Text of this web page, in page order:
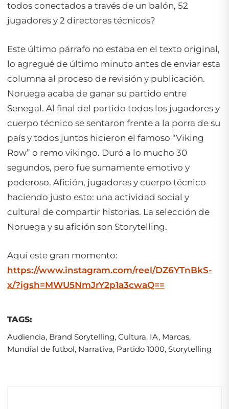
todos conectados a través de un balón, 52
jugadores y 2 directores técnicos?
Este último párrafo no estaba en el texto original,
lo agregué de último minuto antes de enviar esta
columna al proceso de revisión y publicación.
Noruega acaba de ganar su partido entre
Senegal. Al final del partido todos los jugadores y
cuerpo técnico se sentaron frente a la porra de su
país y todos juntos hicieron el famoso “Viking
Row” o remo vikingo. Duró a lo mucho 30
segundos, pero fue sumamente emotivo y
poderoso. Afición, jugadores y cuerpo técnico
haciendo justo esto: una actividad social y
cultural de compartir historias. La selección de
Noruega y su afición son Storytelling.
Aquí este gran momento:
https://www.instagram.com/reel/DZ6YTnBkS-
x/?igsh=MWU5NmJrY2p1a3cwaQ==
TAGS:
Audiencia, Brand Sorytelling, Cultura, IA, Marcas,
Mundial de futbol, Narrativa, Partido 1000, Storytelling